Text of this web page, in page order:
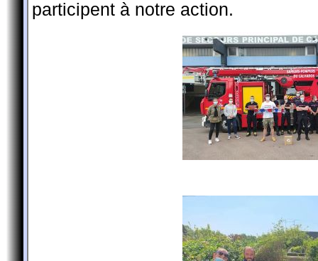
participent à notre action.